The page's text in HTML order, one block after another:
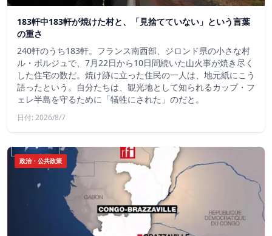
183軒中183軒が焼けた村と、「見捨てていない」という言葉
の重さ
240軒のうち183軒。フランス南西部、ジロンド県の小さな村
ル・ポルジュで、7月22日から10日間続いた山火事が焼き尽く
した住宅の数だ。焼け跡に立った住民の一人は、地元紙にこう
語ったという。自分たちは、観光地として知られるカップ・フ
ェレ半島を守るために「犠牲にされた」のだと。
日付: 2026/8/7
政治・公共政策